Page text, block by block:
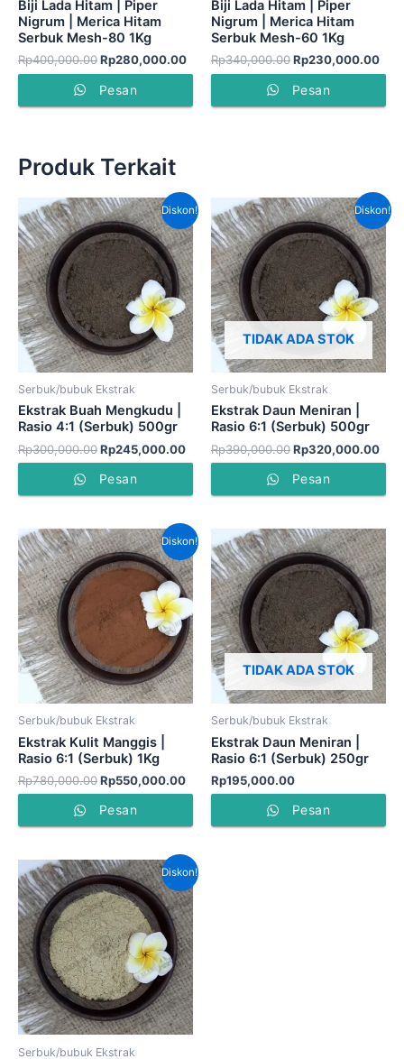
Biji Lada Hitam | Piper
Nigrum | Merica Hitam
Serbuk Mesh-80 1Kg
Rp400,000.00Rp280,000.00
Pesan
Biji Lada Hitam | Piper
Nigrum | Merica Hitam
Serbuk Mesh-60 1Kg
Rp340,000.00Rp230,000.00
Pesan
Produk Terkait
Diskon!
Serbuk/bubuk Ekstrak
Ekstrak Buah Mengkudu |
Rasio 4:1 (Serbuk) 500gr
Rp300,000.00
Harga
aslinya
adalah:
Rp300,000.00.
Rp245,000.00
Harga
saat
ini
adalah:
Rp245,000.00.
Pesan
Diskon!
TIDAK ADA STOK
Serbuk/bubuk Ekstrak
Ekstrak Daun Meniran |
Rasio 6:1 (Serbuk) 500gr
Rp390,000.00
Harga
aslinya
adalah:
Rp390,000.00.
Rp320,000.00
saat
ini
Pesan
Diskon!
Serbuk/bubuk Ekstrak
Ekstrak Kulit Manggis |
Rasio 6:1 (Serbuk) 1Kg
Rp780,000.00
Harga
aslinya
adalah:
Rp780,000.00.
Rp550,000.00
Harga
saat
ini
adalah:
Rp550,000.00.
Pesan
TIDAK ADA STOK
Serbuk/bubuk Ekstrak
Ekstrak Daun Meniran |
Rasio 6:1 (Serbuk) 250gr
Rp195,000.00
Pesan
Diskon!
Serbuk/bubuk Ekstrak
Harga
aslinya
adalah:
Rp740,000.00.
Harga
saat
ini
adalah:
Rp525,000.00.